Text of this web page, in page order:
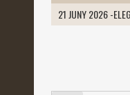
21 JUNY 2026 -